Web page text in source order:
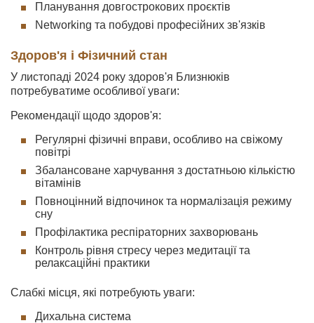
Планування довгострокових проєктів
Networking та побудові професійних зв'язків
Здоров'я і Фізичний стан
У листопаді 2024 року здоров'я Близнюків
потребуватиме особливої уваги:
Рекомендації щодо здоров'я:
Регулярні фізичні вправи, особливо на свіжому
повітрі
Збалансоване харчування з достатньою кількістю
вітамінів
Повноцінний відпочинок та нормалізація режиму
сну
Профілактика респіраторних захворювань
Контроль рівня стресу через медитації та
релаксаційні практики
Слабкі місця, які потребують уваги:
Дихальна система